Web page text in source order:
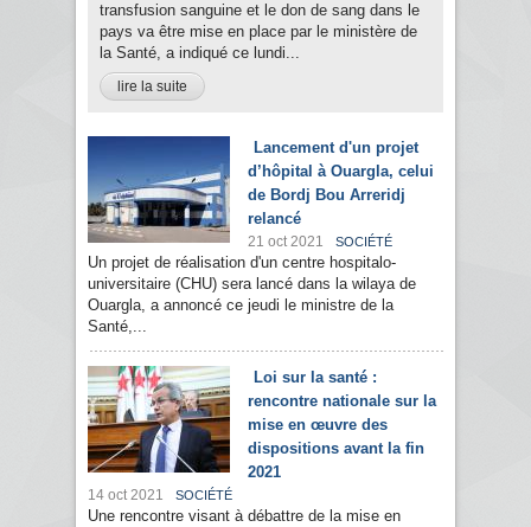
transfusion sanguine et le don de sang dans le
pays va être mise en place par le ministère de
la Santé, a indiqué ce lundi...
lire la suite
Lancement d'un projet
d’hôpital à Ouargla, celui
de Bordj Bou Arreridj
relancé
21 oct 2021 SOCIÉTÉ
Un projet de réalisation d'un centre hospitalo-
universitaire (CHU) sera lancé dans la wilaya de
Ouargla, a annoncé ce jeudi le ministre de la
Santé,...
Loi sur la santé :
rencontre nationale sur la
mise en œuvre des
dispositions avant la fin
2021
14 oct 2021 SOCIÉTÉ
Une rencontre visant à débattre de la mise en